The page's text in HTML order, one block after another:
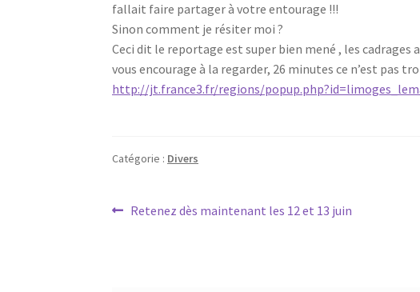
fallait faire partager à votre entourage !!!
Sinon comment je résiter moi ?
Ceci dit le reportage est super bien mené , les cadrages
vous encourage à la regarder, 26 minutes ce n’est pas
http://jt.france3.fr/regions/
Catégorie : Divers
Navigation
Article
Retenez dès maintenant les 12 et 13 juin